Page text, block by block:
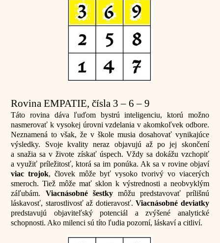
Rovina EMPATIE, čísla 3 – 6 – 9
Táto rovina dáva ľuďom bystrú inteligenciu, ktorú možno
nasmerovať k vysokej úrovni vzdelania v akomkoľvek odbore.
Neznamená to však, že v škole musia dosahovať vynikajúce
výsledky. Svoje kvality neraz objavujú až po jej skončení
a snažia sa v živote získať úspech. Vždy sa dokážu vzchopiť
a využiť príležitosť, ktorá sa im ponúka. Ak sa v rovine objaví
viac trojok, človek môže byť vysoko tvorivý vo viacerých
smeroch. Tiež môže mať sklon k výstrednosti a neobvyklým
záľubám. Viacnásobné šestkymôžu predstavovať prílišnú
láskavosť, starostlivosť až dotieravosť.Viacnásobné deviatky
predstavujú objaviteľský potenciál a zvýšené analytické
schopnosti. Ako milenci sú títo ľudia pozorní, láskaví a citliví.